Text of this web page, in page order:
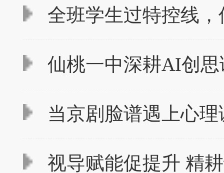
全班学生过特控线，
仙桃一中深耕AI创思
当京剧脸谱遇上心理
视导赋能促提升 精